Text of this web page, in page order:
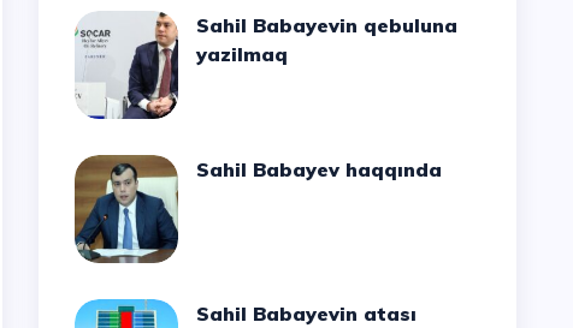
Sahil Babayevin qebuluna
yazilmaq
Sahil Babayev haqqında
Sahil Babayevin atası